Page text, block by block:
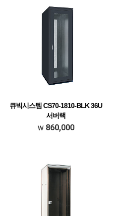
큐빅시스템 CS70-1810-BLK 36U
서버랙
1800H x 1000D x 600W (블랙)
860,000